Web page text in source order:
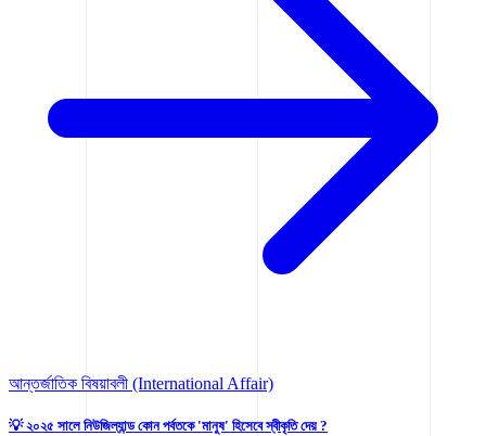
আন্তর্জাতিক বিষয়াবলী (International Affair)
💡 ২০২৫ সালে নিউজিল্যান্ড কোন পর্বতকে 'মানুষ' হিসেবে স্বীকৃতি দেয় ?